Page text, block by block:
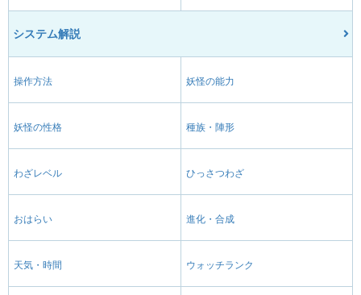
システム解説
操作方法 妖怪の能力
妖怪の性格 種族・陣形
わざレベル ひっさつわざ
おはらい 進化・合成
天気・時間 ウォッチランク